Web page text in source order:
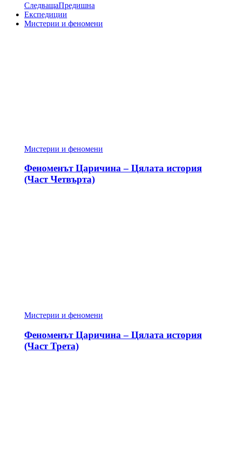
СледващаПредишна
Експедиции
Мистерии и феномени
Мистерии и феномени
Феноменът Царичина – Цялата история
(Част Четвърта)
Мистерии и феномени
Феноменът Царичина – Цялата история
(Част Трета)